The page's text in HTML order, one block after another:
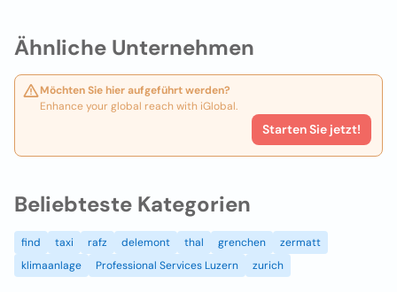
Ähnliche Unternehmen
Möchten Sie hier aufgeführt werden?
Enhance your global reach with iGlobal.
Starten Sie jetzt!
Beliebteste Kategorien
find taxi rafz delemont thal grenchen
zermatt
klimaanlage
Professional Services Luzern zurich